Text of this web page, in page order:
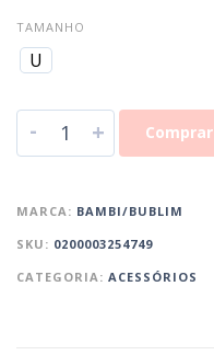
TAMANHO
U
- + Comprar
MARCA: BAMBI/BUBLIM
SKU: 0200003254749
CATEGORIA: ACESSÓRIOS